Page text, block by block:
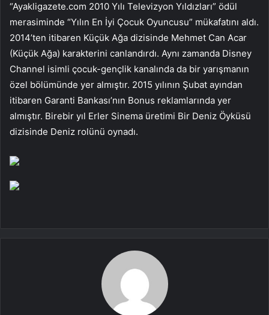
“Ayakligazete.com 2010 Yılı Televizyon Yıldızları” ödül
merasiminde “Yılın En İyi Çocuk Oyuncusu” mükafatını aldı.
2014’ten itibaren Küçük Ağa dizisinde Mehmet Can Acar
(Küçük Ağa) karakterini canlandırdı. Aynı zamanda Disney
Channel isimli çocuk-gençlik kanalında da bir yarışmanın
özel bölümünde yer almıştır. 2015 yılının Şubat ayından
itibaren Garanti Bankası’nın Bonus reklamlarında yer
almıştır. Birebir yıl Erler Sinema üretimi Bir Deniz Öyküsü
dizisinde Deniz rolünü oynadı.